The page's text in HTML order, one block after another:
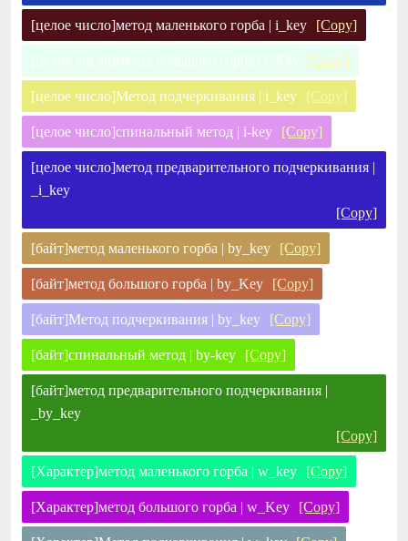
[целое число]метод маленького горба | i_key [Copy]
[Copy]
[целое число]Метод подчеркивания | i_key [Copy]
[целое число]спинальный метод | i-key [Copy]
[целое число]метод предварительного подчеркивания |
_i_key
[Copy]
[байт]метод маленького горба | by_key [Copy]
[байт]метод большого горба | by_Key [Copy]
[байт]Метод подчеркивания | by_key [Copy]
[байт]спинальный метод | by-key [Copy]
[байт]метод предварительного подчеркивания |
_by_key
[Copy]
[Характер]метод маленького горба | w_key [Copy]
[Характер]метод большого горба | w_Key [Copy]